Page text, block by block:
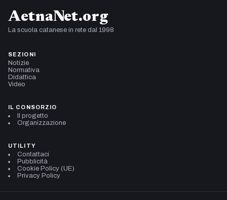
AetnaNet.org
La scuola catanese in rete dal 1998
SEZIONI
Notizie
Normativa
Didattica
Video
IL CONSORZIO
Il progetto
Organizzazione
UTILITY
Contattaci
Pubblicità
Cookie Policy (UE)
Privacy Policy